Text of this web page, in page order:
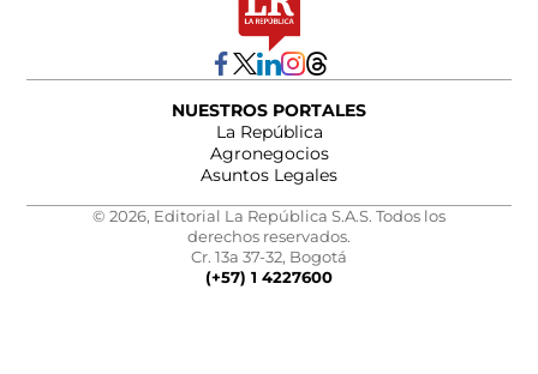
NUESTROS PORTALES
La República
Agronegocios
Asuntos Legales
© 2026, Editorial La República S.A.S. Todos los
derechos reservados.
Cr. 13a 37-32, Bogotá
(+57) 1 4227600